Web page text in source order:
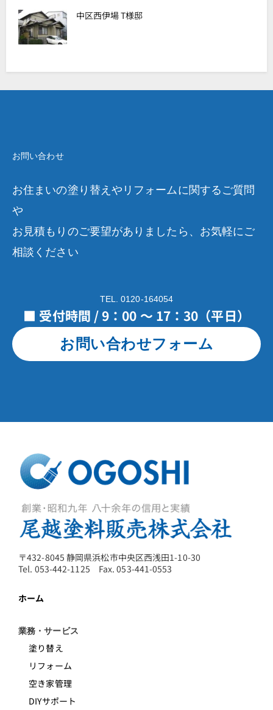
中区西伊場 T様邸
お問い合わせ
お住まいの塗り替えやリフォームに関するご質問
や
お見積もりのご要望がありましたら、お気軽にご
相談ください
TEL. 0120-164054
■ 受付時間 / 9：00 ～ 17：30（平日）
お問い合わせフォーム
〒432-8045 静岡県浜松市中央区西浅田1-10-30
Tel. 053-442-1125 Fax. 053-441-0553
ホーム
業務・サービス
塗り替え
リフォーム
空き家管理
DIYサポート